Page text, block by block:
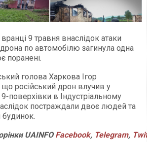
9 травня внаслідок атаки
по автомобілю загинула одна
поранені.
голова Харкова Ігор
що російський дрон влучив у
поверхівки в Індустріальному
постраждали двоє людей та
UAINFO Facebook, Telegram,